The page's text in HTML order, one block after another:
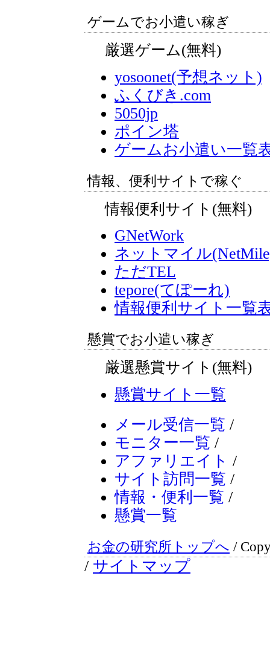
ゲームでお小遣い稼ぎ
厳選ゲーム(無料)
yosoonet(予想ネット)
ふくびき.com
5050jp
ポイン塔
ゲームお小遣い一覧
情報、便利サイトで稼ぐ
情報便利サイト(無料)
GNetWork
ネットマイル
ただTEL
tepore(てぽーれ)
情報便利サイト一覧
懸賞でお小遣い稼ぎ
厳選懸賞サイト(無料)
懸賞サイト一覧
メール受信一覧 /
モニター一覧 /
アファリエイト /
サイト訪問一覧 /
情報・便利一覧 /
懸賞一覧
お金の研究所トップへ /
/ サイトマップ